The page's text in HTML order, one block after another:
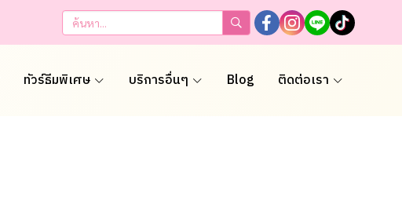
ทัวร์ธีมพิเศษ บริการอื่นๆ Blog ติดต่อเรา